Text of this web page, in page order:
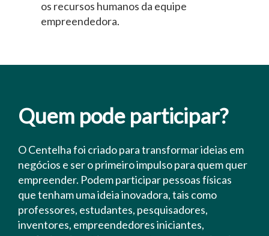
os recursos humanos da equipe
empreendedora.
Quem pode participar?
O Centelha foi criado para transformar ideias em
negócios e ser o primeiro impulso para quem quer
empreender. Podem participar pessoas físicas
que tenham uma ideia inovadora, tais como
professores, estudantes, pesquisadores,
inventores, empreendedores iniciantes,